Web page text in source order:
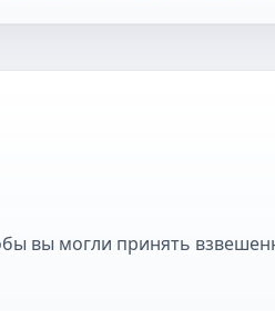
вы могли принять